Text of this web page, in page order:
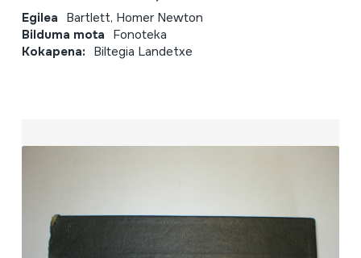
Egilea Bartlett, Homer Newton
Bilduma mota Fonoteka
Kokapena: Biltegia Landetxe